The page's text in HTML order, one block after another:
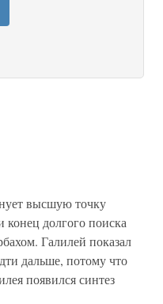
высшую точку
конец долгого поиска
Галилей показал
дальше, потому что
появился синтез